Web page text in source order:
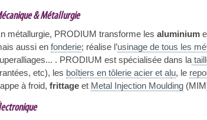
& Métallurgie
métallurgie, PRODIUM transforme les aluminium
aussi en fonderie; réalise l’usinage de tous les
. PRODIUM est spécialisée dans la
etc), les boîtiers en tôlerie acier et alu, le
à froid, frittage et Metal Injection Moulding